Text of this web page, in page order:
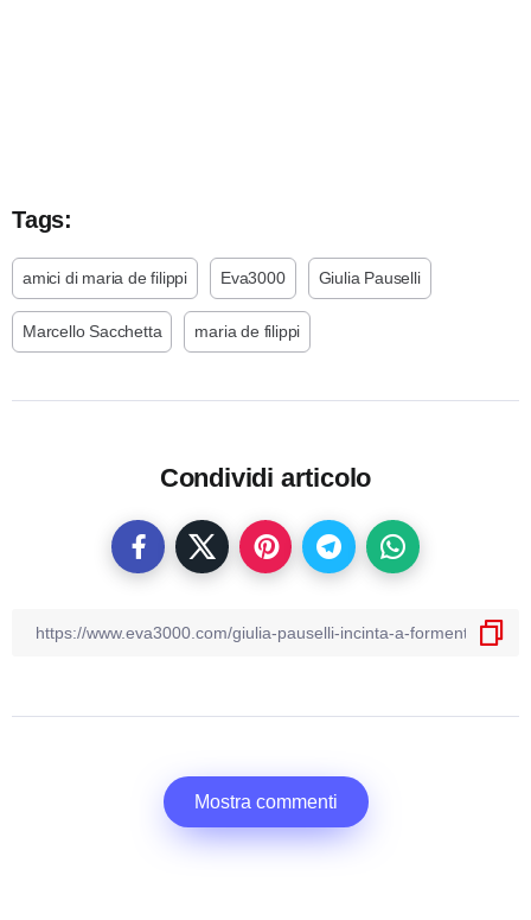
Tags:
amici di maria de filippi Eva3000 Giulia Pauselli
Marcello Sacchetta maria de filippi
Condividi articolo
Mostra commenti